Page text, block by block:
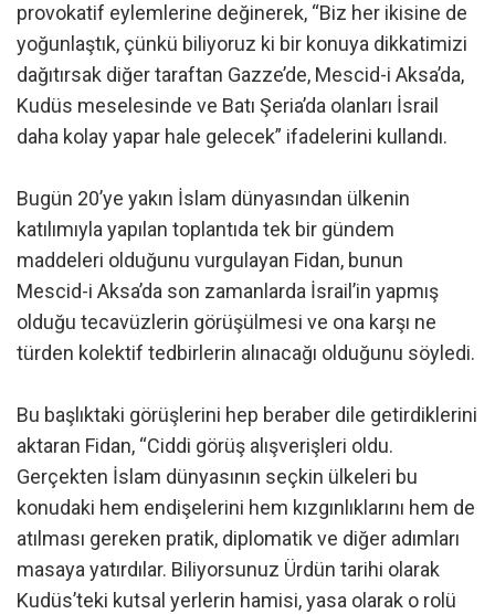
provokatif eylemlerine değinerek, “Biz her ikisine de
yoğunlaştık, çünkü biliyoruz ki bir konuya dikkatimizi
dağıtırsak diğer taraftan Gazze’de, Mescid-i Aksa’da,
Kudüs meselesinde ve Batı Şeria’da olanları İsrail
daha kolay yapar hale gelecek” ifadelerini kullandı.
Bugün 20’ye yakın İslam dünyasından ülkenin
katılımıyla yapılan toplantıda tek bir gündem
maddeleri olduğunu vurgulayan Fidan, bunun
Mescid-i Aksa’da son zamanlarda İsrail’in yapmış
olduğu tecavüzlerin görüşülmesi ve ona karşı ne
türden kolektif tedbirlerin alınacağı olduğunu söyledi.
Bu başlıktaki görüşlerini hep beraber dile getirdiklerini
aktaran Fidan, “Ciddi görüş alışverişleri oldu.
Gerçekten İslam dünyasının seçkin ülkeleri bu
konudaki hem endişelerini hem kızgınlıklarını hem de
atılması gereken pratik, diplomatik ve diğer adımları
masaya yatırdılar. Biliyorsunuz Ürdün tarihi olarak
Kudüs’teki kutsal yerlerin hamisi, yasa olarak o rolü